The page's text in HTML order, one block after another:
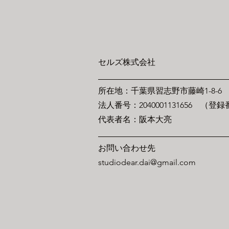
セルズ株式会社
​所在地：千葉県習志野市藤崎1-8-6
法人番号：2040001131656 （登録
​代表者名：阪本大亮
お問い合わせ先
studiodear.dai@gmail.com